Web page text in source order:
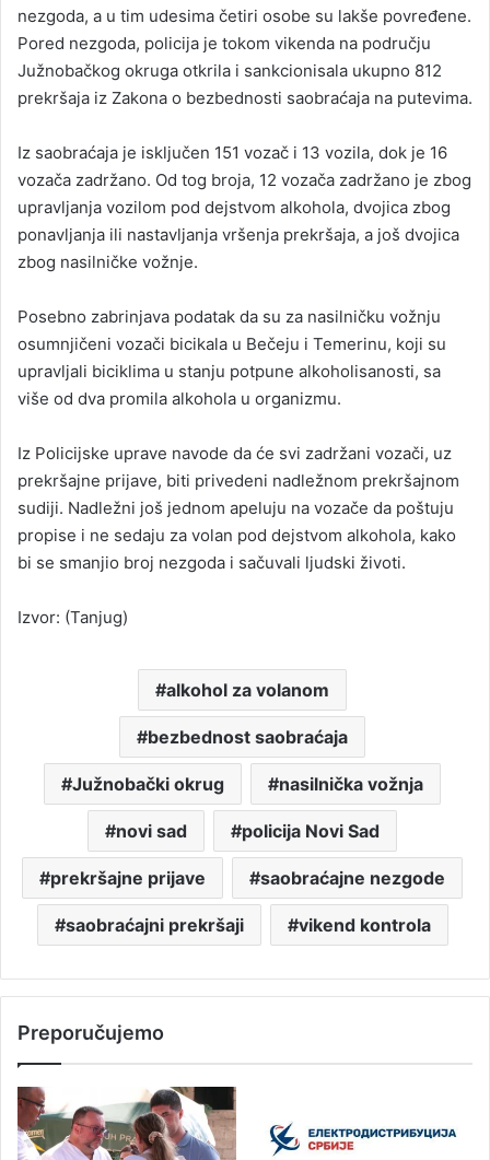
nezgoda, a u tim udesima četiri osobe su lakše povređene.
Pored nezgoda, policija je tokom vikenda na području
Južnobačkog okruga otkrila i sankcionisala ukupno 812
prekršaja iz Zakona o bezbednosti saobraćaja na putevima.
Iz saobraćaja je isključen 151 vozač i 13 vozila, dok je 16
vozača zadržano. Od tog broja, 12 vozača zadržano je zbog
upravljanja vozilom pod dejstvom alkohola, dvojica zbog
ponavljanja ili nastavljanja vršenja prekršaja, a još dvojica
zbog nasilničke vožnje.
Posebno zabrinjava podatak da su za nasilničku vožnju
osumnjičeni vozači bicikala u Bečeju i Temerinu, koji su
upravljali biciklima u stanju potpune alkoholisanosti, sa
više od dva promila alkohola u organizmu.
Iz Policijske uprave navode da će svi zadržani vozači, uz
prekršajne prijave, biti privedeni nadležnom prekršajnom
sudiji. Nadležni još jednom apeluju na vozače da poštuju
propise i ne sedaju za volan pod dejstvom alkohola, kako
bi se smanjio broj nezgoda i sačuvali ljudski životi.
Izvor: (Tanjug)
alkohol za volanom
bezbednost saobraćaja
Južnobački okrug nasilnička vožnja
novi sad policija Novi Sad
prekršajne prijave saobraćajne nezgode
saobraćajni prekršaji vikend kontrola
Preporučujemo